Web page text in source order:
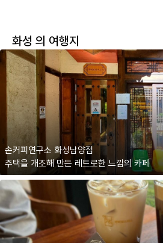
화성 의 여행지
손커피연구소 화성남양점
주택을 개조해 만든 레트로한 느낌의 카페